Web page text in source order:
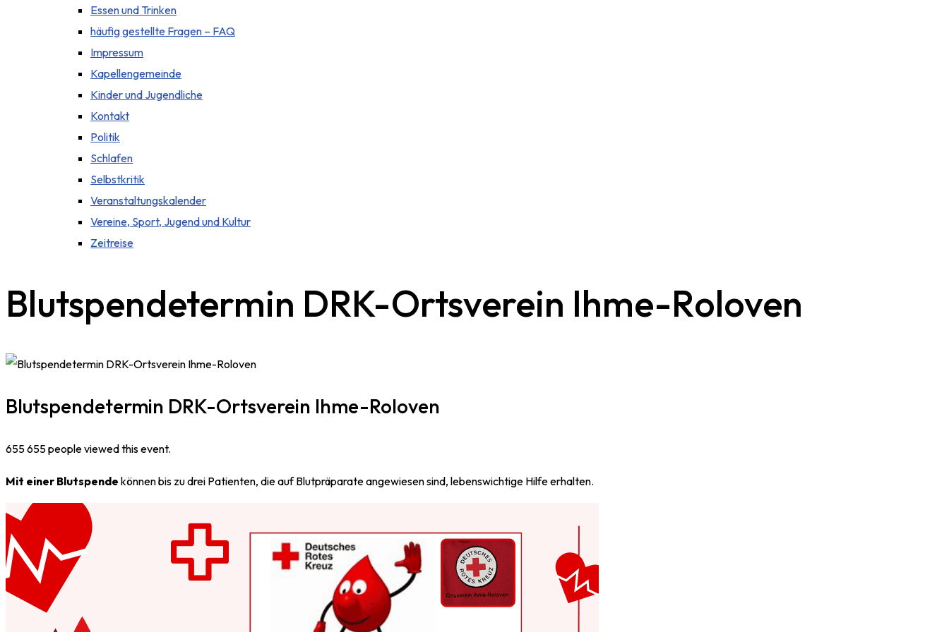
Essen und Trinken
häufig gestellte Fragen – FAQ
Impressum
Kapellengemeinde
Kinder und Jugendliche
Kontakt
Politik
Schlafen
Selbstkritik
Veranstaltungskalender
Vereine, Sport, Jugend und Kultur
Zeitreise
Blutspendetermin DRK-Ortsverein Ihme-Roloven
Blutspendetermin DRK-Ortsverein Ihme-Roloven
655655 people viewed this event.
Mit einer Blutspende können bis zu drei Patienten, die auf Blutpräparate angewiesen sind, lebenswichtige Hilfe erhalten.